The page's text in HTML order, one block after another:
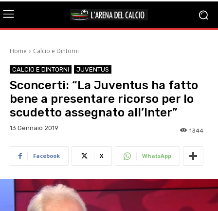
Home Calcio e Dintorni
CALCIO E DINTORNI JUVENTUS
Sconcerti: “La Juventus ha fatto
bene a presentare ricorso per lo
scudetto assegnato all’Inter”
13 Gennaio 2019 1344
Facebook X WhatsApp